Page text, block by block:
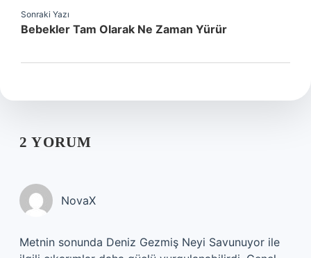
Sonraki Yazı
Bebekler Tam Olarak Ne Zaman Yürür
2 YORUM
NovaX
Metnin sonunda Deniz Gezmiş Neyi Savunuyor ile